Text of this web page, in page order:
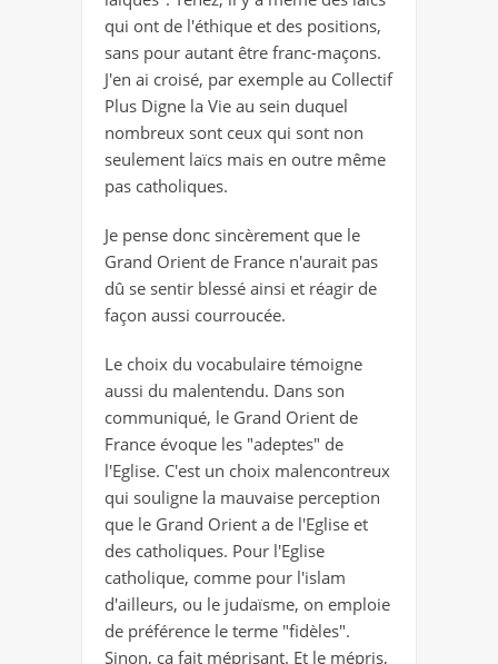
qui ont de l'éthique et des positions,
sans pour autant être franc-maçons.
J'en ai croisé, par exemple au Collectif
Plus Digne la Vie au sein duquel
nombreux sont ceux qui sont non
seulement laïcs mais en outre même
pas catholiques.
Je pense donc sincèrement que le
Grand Orient de France n'aurait pas
dû se sentir blessé ainsi et réagir de
façon aussi courroucée.
Le choix du vocabulaire témoigne
aussi du malentendu. Dans son
communiqué, le Grand Orient de
France évoque les "adeptes" de
l'Eglise. C'est un choix malencontreux
qui souligne la mauvaise perception
que le Grand Orient a de l'Eglise et
des catholiques. Pour l'Eglise
catholique, comme pour l'islam
d'ailleurs, ou le judaïsme, on emploie
de préférence le terme "fidèles".
Sinon, ça fait méprisant. Et le mépris,